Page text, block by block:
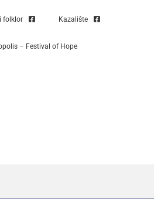
folklor Kazalište
– Festival of Hope